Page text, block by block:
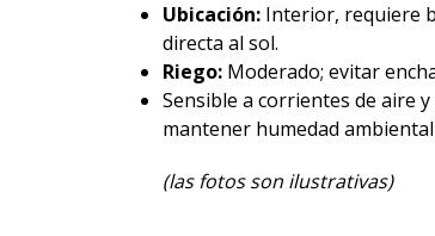
Ubicación:Interior, requiere
directa al sol.
Riego:Moderado; evitar
Sensible a corrientes de aire
mantener humedad
(las fotos son ilustrativas)